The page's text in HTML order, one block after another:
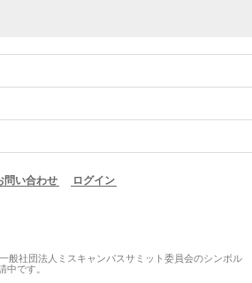
問い合わせ ログイン
般社団法人ミスキャンパスサミット委員会のシンボル
中です。